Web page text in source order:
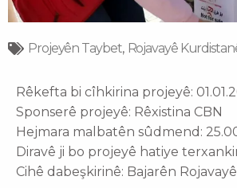
Projeyên Taybet, Rojavayê
Rêkefta bi cîhkirina projeyê:
Sponserê projeyê: Rêxistina CBN
Hejmara malbatên sûdmend:
Diravê ji bo projeyê hatiye
Cihê dabeşkirinê: Bajarên